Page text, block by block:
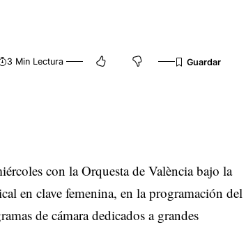
3 Min Lectura
con la Orquesta de València bajo la
en clave femenina, en la programación del
de cámara dedicados a grandes